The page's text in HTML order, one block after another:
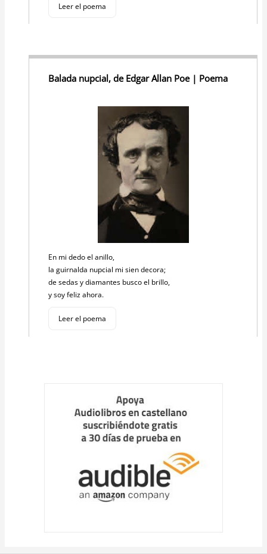
Leer el poema
Balada nupcial, de Edgar Allan Poe | Poema
En mi dedo el anillo,
la guirnalda nupcial mi sien decora;
de sedas y diamantes busco el brillo,
y soy feliz ahora.
Leer el poema